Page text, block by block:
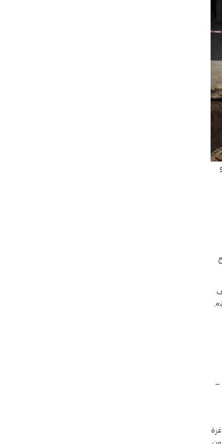
فيه… 8 يونيو
لكن تدمير الأنفاق ليس سبباً وحيداً؛ إذ توضح المصادر الأربعة من «حماس» أن توسيع إسرائيل لنطاق سيطرتها شرق الخط الأصفر الذي يمثل نحو 60 –